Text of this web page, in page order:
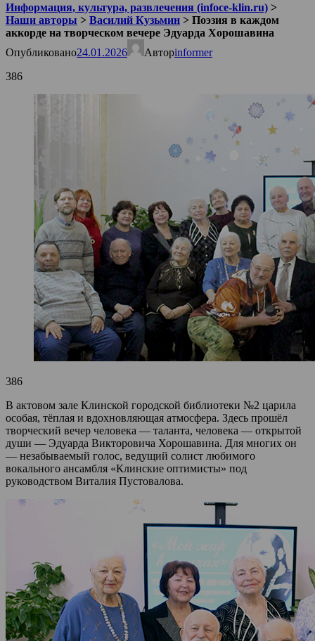
Информация, культура, развлечения (infoce-klin.ru) >
Наши авторы > Василий Кузьмин > Поэзия в каждом
аккорде на творческом вечере Эдуарда Хорошавина
Опубликовано24.01.2026 Авторinformer
386
386
В актовом зале Клинской городской библиотеки №2 царила
особая, тёплая и вдохновляющая атмосфера. Здесь прошёл
творческий вечер человека — таланта, человека — открытой
души — Эдуарда Викторовича Хорошавина. Для многих он
— незабываемый голос, ведущий солист любимого
вокального ансамбля «Клинские оптимисты» под
руководством Виталия Пустовалова.